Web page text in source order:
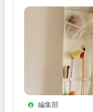
編集部